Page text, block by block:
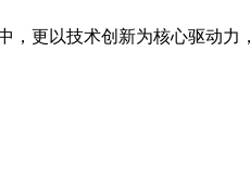
更以技术创新为核心驱动